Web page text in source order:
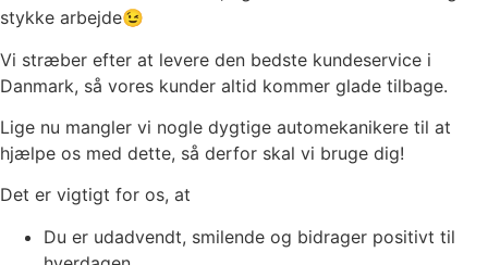
stykke arbejde😉
Vi stræber efter at levere den bedste kundeservice i
Danmark, så vores kunder altid kommer glade tilbage.
Lige nu mangler vi nogle dygtige automekanikere til at
hjælpe os med dette, så derfor skal vi bruge dig!
Det er vigtigt for os, at
Du er udadvendt, smilende og bidrager positivt til